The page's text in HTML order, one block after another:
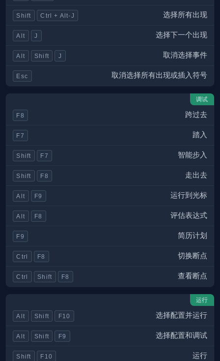
Shift Ctrl + Alt-J 选择所有出现
Alt J 选择下一个出现
Alt Shift J 取消选择事件
Esc 取消选择所有出现或插入符号
调试
F8 跨过去
F7 踏入
Shift F7 智能步入
Shift F8 走出去
Alt F9 运行到光标
Alt F8 评估表达式
F9 简历计划
Ctrl F8 切换断点
Ctrl Shift F8 查看断点
运行
Alt Shift F10 选择配置并运行
Alt Shift F9 选择配置和调试
Shift F10 运行